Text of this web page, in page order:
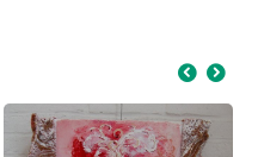
f g